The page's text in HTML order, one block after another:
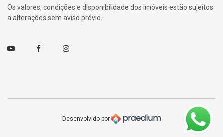
Os valores, condições e disponibilidade dos imóveis estão sujeitos
a alterações sem aviso prévio.
Youtube FacebookInstagram
Desenvolvido por